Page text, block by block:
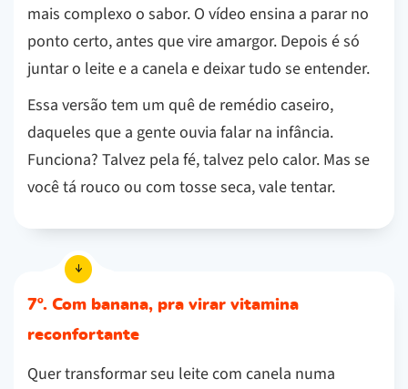
mais complexo o sabor. O vídeo ensina a parar no
ponto certo, antes que vire amargor. Depois é só
juntar o leite e a canela e deixar tudo se entender.
Essa versão tem um quê de remédio caseiro,
daqueles que a gente ouvia falar na infância.
Funciona? Talvez pela fé, talvez pelo calor. Mas se
você tá rouco ou com tosse seca, vale tentar.
7º. Com banana, pra virar vitamina
reconfortante
Quer transformar seu leite com canela numa